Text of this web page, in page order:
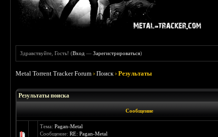
Здравствуйте, Гость! (Вход —Зарегистрироваться)
Metal Torrent Tracker Forum ›Поиск ›Результаты
Результаты поиска
Сообщение
Тема:Pagan-Metal
Сообщение:RE: Pagan-Metal